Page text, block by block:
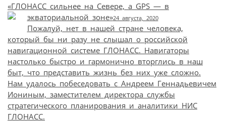
«ГЛОНАСС сильнее на Севере, а GPS — в
экваториальной зоне»24 августа, 2020
Пожалуй, нет в нашей стране человека,
который бы ни разу не слышал о российской
навигационной системе ГЛОНАСС. Навигаторы
настолько быстро и гармонично вторглись в наш
быт, что представить жизнь без них уже сложно.
Нам удалось побеседовать с Андреем Геннадьевичем
Иониным, заместителем директора службы
стратегического планирования и аналитики НИС
ГЛОНАСС.